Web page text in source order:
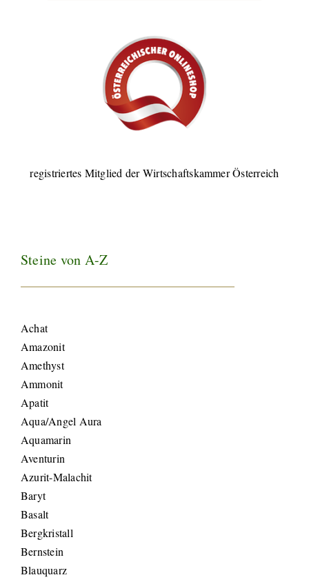
registriertes Mitglied der Wirtschaftskammer Österreich
Steine von A-Z
Achat
Amazonit
Amethyst
Ammonit
Apatit
Aqua/Angel Aura
Aquamarin
Aventurin
Azurit-Malachit
Baryt
Basalt
Bergkristall
Bernstein
Blauquarz